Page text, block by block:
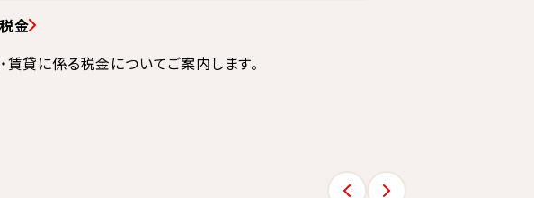
金
賃貸に係る税金についてご案内します。